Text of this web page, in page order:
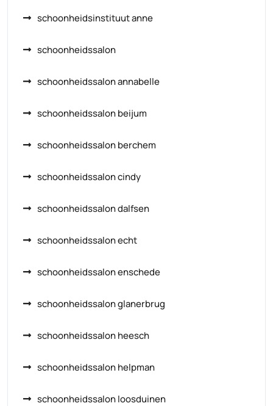
schoonheidsinstituut anne
schoonheidssalon
schoonheidssalon annabelle
schoonheidssalon beijum
schoonheidssalon berchem
schoonheidssalon cindy
schoonheidssalon dalfsen
schoonheidssalon echt
schoonheidssalon enschede
schoonheidssalon glanerbrug
schoonheidssalon heesch
schoonheidssalon helpman
schoonheidssalon loosduinen